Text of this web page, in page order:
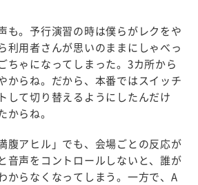
も。予行演習の時は僕らがレクをや
利用者さんが思いのままにしゃべっ
ちゃになってしまった。3カ所から
からね。だから、本番ではスイッチ
して切り替えるようにしたんだけ
からね。
腹アヒル」でも、会場ごとの反応が
音声をコントロールしないと、誰が
からなくなってしまう。一方で、A